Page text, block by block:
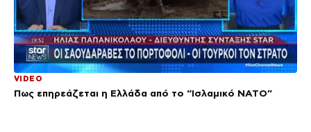
VIDEO
Πως επηρεάζεται η Ελλάδα από το “Ισλαμικό ΝΑΤΟ”